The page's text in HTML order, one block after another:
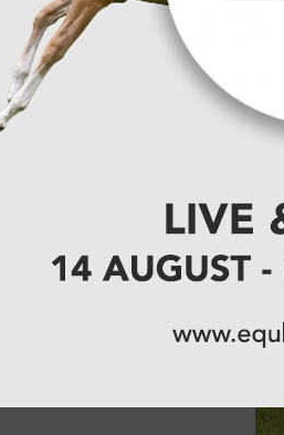
sector onder
richting
Equbreeding.auction,
Spits vooruit op
zijn weg naar de top